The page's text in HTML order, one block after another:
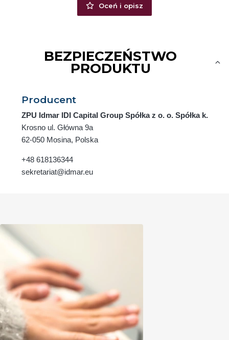
Oceń i opisz
BEZPIECZEŃSTWO
PRODUKTU
Producent
ZPU Idmar IDI Capital Group Spółka z o. o. Spółka k.
Krosno ul. Główna 9a
62-050 Mosina, Polska
+48 618136344
sekretariat@idmar.eu